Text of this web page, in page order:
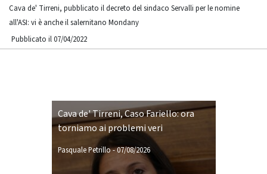
Cava de' Tirreni, pubblicato il decreto del sindaco Servalli per le nomine
all'ASI: vi è anche il salernitano Mondany
Pubblicato il 07/04/2022
Cava de' Tirreni, Caso Fariello: ora
torniamo ai problemi veri
Pasquale Petrillo-07/08/2026